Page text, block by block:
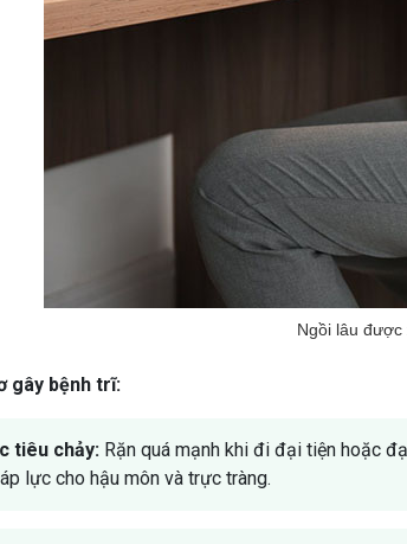
Ngồi lâu
gây bệnh trĩ:
tiêu chảy: Rặn quá mạnh khi đi đại tiện hoặc
lực cho hậu môn và trực tràng.